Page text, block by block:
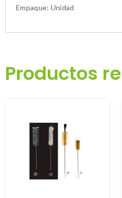
Empaque: Unidad
Productos